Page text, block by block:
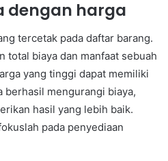
dengan harga
tercetak pada daftar barang.
total biaya dan manfaat sebuah
yang tinggi dapat memiliki
berhasil mengurangi biaya,
hasil yang lebih baik.
pada penyediaan